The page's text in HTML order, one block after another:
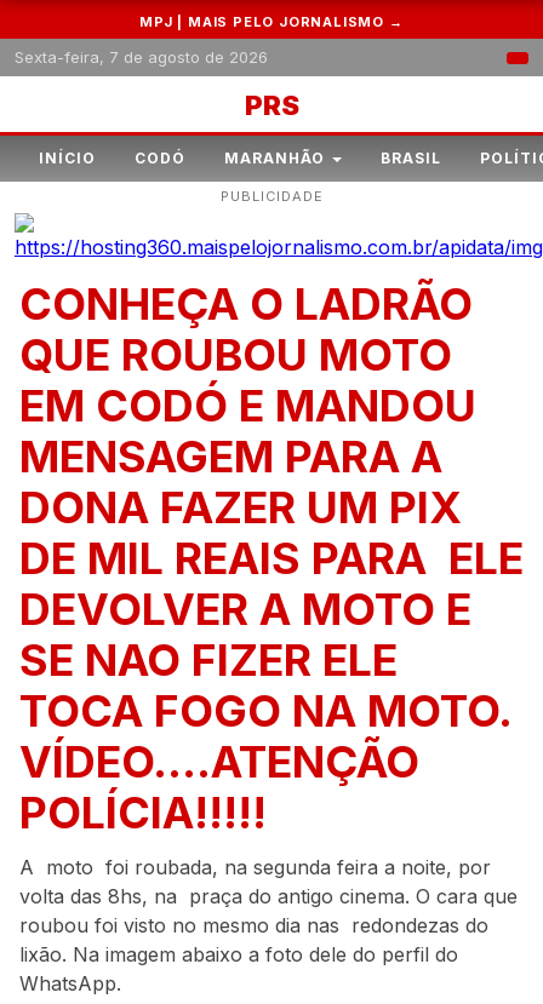
MPJ | MAIS PELO JORNALISMO →
Sexta-feira, 7 de agosto de 2026
PRS
INÍCIO CODÓ MARANHÃO BRASIL
PUBLICIDADE
CONHEÇA O LADRÃO
QUE ROUBOU MOTO
EM CODÓ E MANDOU
MENSAGEM PARA A
DONA FAZER UM PIX
DE MIL REAIS PARA ELE
DEVOLVER A MOTO E
SE NAO FIZER ELE
TOCA FOGO NA MOTO.
VÍDEO….ATENÇÃO
POLÍCIA!!!!!
A moto foi roubada, na segunda feira a noite, por
volta das 8hs, na praça do antigo cinema. O cara que
roubou foi visto no mesmo dia nas redondezas do
lixão. Na imagem abaixo a foto dele do perfil do
WhatsApp.